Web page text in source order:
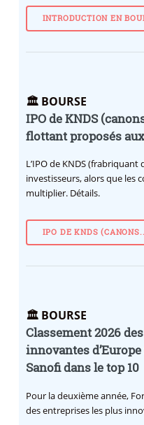
INTRODUCTION EN
🏛️ BOURSE
IPO de KNDS
flottant proposés
L’IPO de KNDS (frabriquant
investisseurs, alors que les
multiplier. Détails.
IPO DE KNDS
🏛️ BOURSE
Classement 2026
innovantes
Sanofi dans le top 10
Pour la deuxième année,
des entreprises les plus